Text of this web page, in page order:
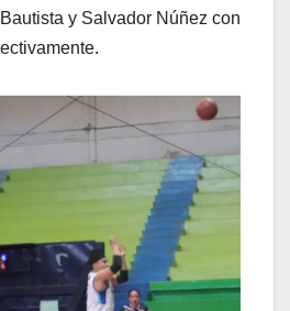
y Salvador Núñez con